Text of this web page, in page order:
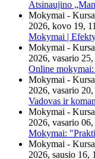
Atsinaujino
Mokymai -
2026, kovo 19,
Mokymai |
Mokymai -
2026, vasario
Online
Mokymai -
2026, vasario
Vadovas ir
Mokymai -
2026, vasario
Mokymai:
Mokymai -
2026, sausio 16,